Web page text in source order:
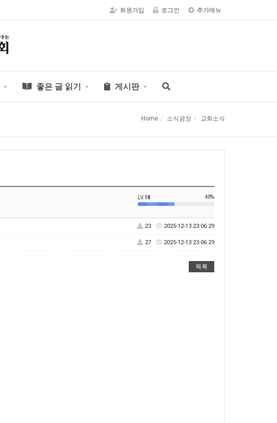
회원가입 로그인 추가메뉴
좋은 글 읽기 게시판
Home 소식광장 교회소식
LV.18 48%
23 2025-12-13 23:06:29
27 2025-12-13 23:06:29
목록